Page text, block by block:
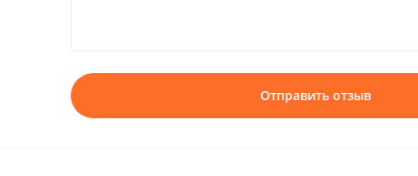
Отправить отзыв